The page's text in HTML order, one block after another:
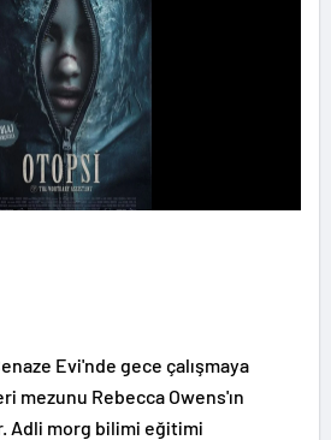
Evi'nde gece çalışmaya
mezunu Rebecca Owens'ın
Adli morg bilimi eğitimi